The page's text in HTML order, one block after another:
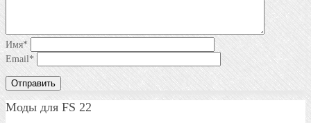
Имя*
Email*
Моды для FS 22